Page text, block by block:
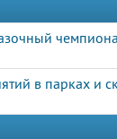
в парках и